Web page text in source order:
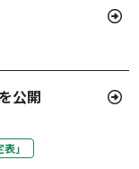
公開
」